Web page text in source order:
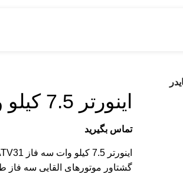
اینورتر 7.5 کيلو وات سه فازATV31 اشنایدر
تماس بگیرید
گشتاور موتورهای القایی سه فاز